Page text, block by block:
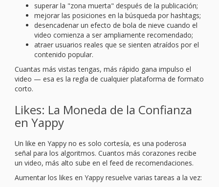
superar la "zona muerta" después de la publicación;
mejorar las posiciones en la búsqueda por hashtags;
desencadenar un efecto de bola de nieve cuando el
video comienza a ser ampliamente recomendado;
atraer usuarios reales que se sienten atraídos por el
contenido popular.
Cuantas más vistas tengas, más rápido gana impulso el
video — esa es la regla de cualquier plataforma de formato
corto.
Likes: La Moneda de la Confianza
en Yappy
Un like en Yappy no es solo cortesía, es una poderosa
señal para los algoritmos. Cuantos más corazones recibe
un video, más alto sube en el feed de recomendaciones.
Aumentar los likes en Yappy resuelve varias tareas a la vez: